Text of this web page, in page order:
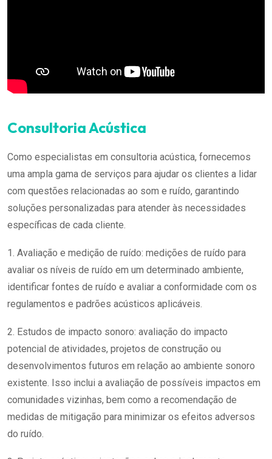
Consultoria Acústica
Como especialistas em consultoria acústica, fornecemos
uma ampla gama de serviços para ajudar os clientes a lidar
com questões relacionadas ao som e ruído, garantindo
soluções personalizadas para atender às necessidades
específicas de cada cliente.
1. Avaliação e medição de ruído: medições de ruído para
avaliar os níveis de ruído em um determinado ambiente,
identificar fontes de ruído e avaliar a conformidade com os
regulamentos e padrões acústicos aplicáveis.
2. Estudos de impacto sonoro: avaliação do impacto
potencial de atividades, projetos de construção ou
desenvolvimentos futuros em relação ao ambiente sonoro
existente. Isso inclui a avaliação de possíveis impactos em
comunidades vizinhas, bem como a recomendação de
medidas de mitigação para minimizar os efeitos adversos
do ruído.